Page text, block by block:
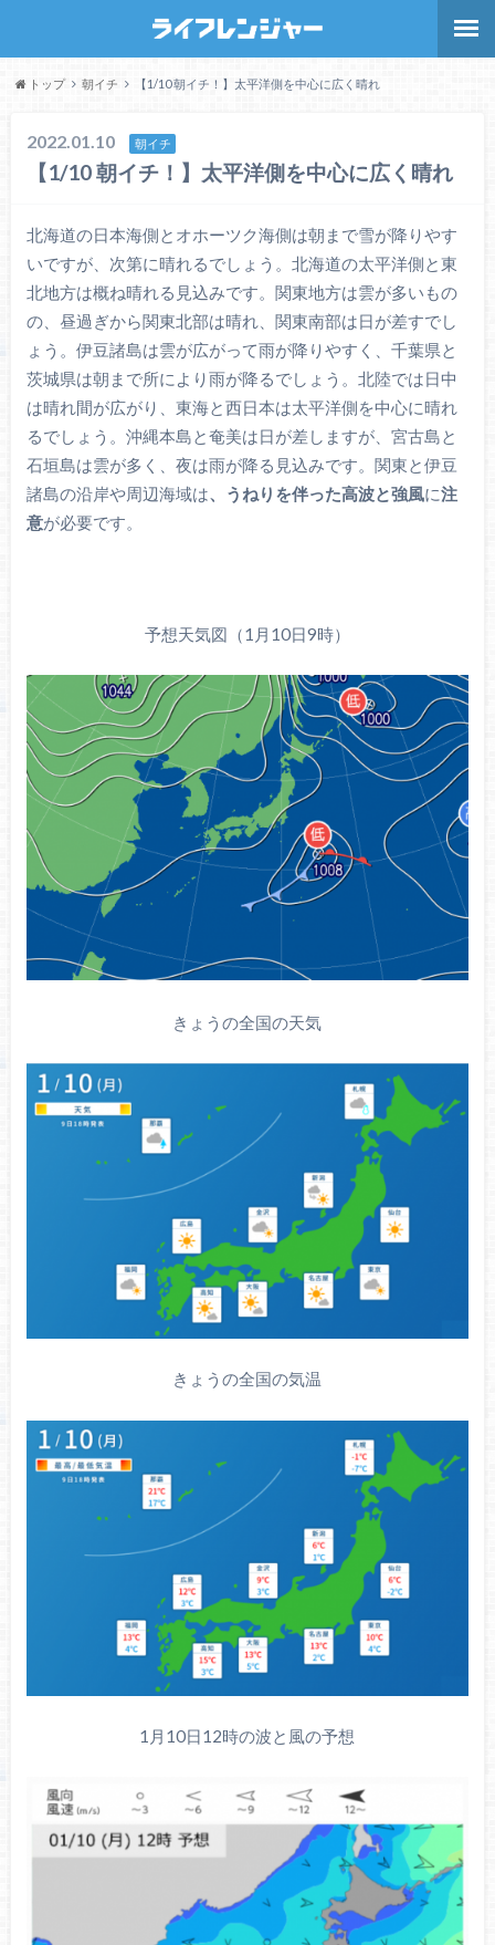
トップ 朝イチ 【1/10 朝イチ！】太平洋側を中心に広く晴れ
2022.01.10 朝イチ
【1/10 朝イチ！】太平洋側を中心に広く晴れ
北海道の日本海側とオホーツク海側は朝まで雪が降りやす
いですが、次第に晴れるでしょう。北海道の太平洋側と東
北地方は概ね晴れる見込みです。関東地方は雲が多いもの
の、昼過ぎから関東北部は晴れ、関東南部は日が差すでし
ょう。伊豆諸島は雲が広がって雨が降りやすく、千葉県と
茨城県は朝まで所により雨が降るでしょう。北陸では日中
は晴れ間が広がり、東海と西日本は太平洋側を中心に晴れ
るでしょう。沖縄本島と奄美は日が差しますが、宮古島と
石垣島は雲が多く、夜は雨が降る見込みです。関東と伊豆
諸島の沿岸や周辺海域は、うねりを伴った高波と強風に注
意が必要です。
予想天気図（1月10日9時）
きょうの全国の天気
きょうの全国の気温
1月10日12時の波と風の予想